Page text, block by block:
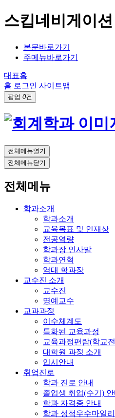
스킵네비게이션
본문바로가기
주메뉴바로가기
대표홈
홈 로그인 사이트맵
팝업 0건
전체메뉴열기
전체메뉴닫기
전체메뉴
학과소개
학과소개
교육목표 및 인재상
전공역량
학과장 인사말
학과연혁
역대 학과장
교수진 소개
교수진
명예교수
교과과정
이수체계도
특화된 교육과정
교육과정편람(학교
대학원 과정 소개
입시안내
취업진로
학과 진로 안내
졸업생 취업(수기) 안
학과 자격증 안내
학과 성적우수마일